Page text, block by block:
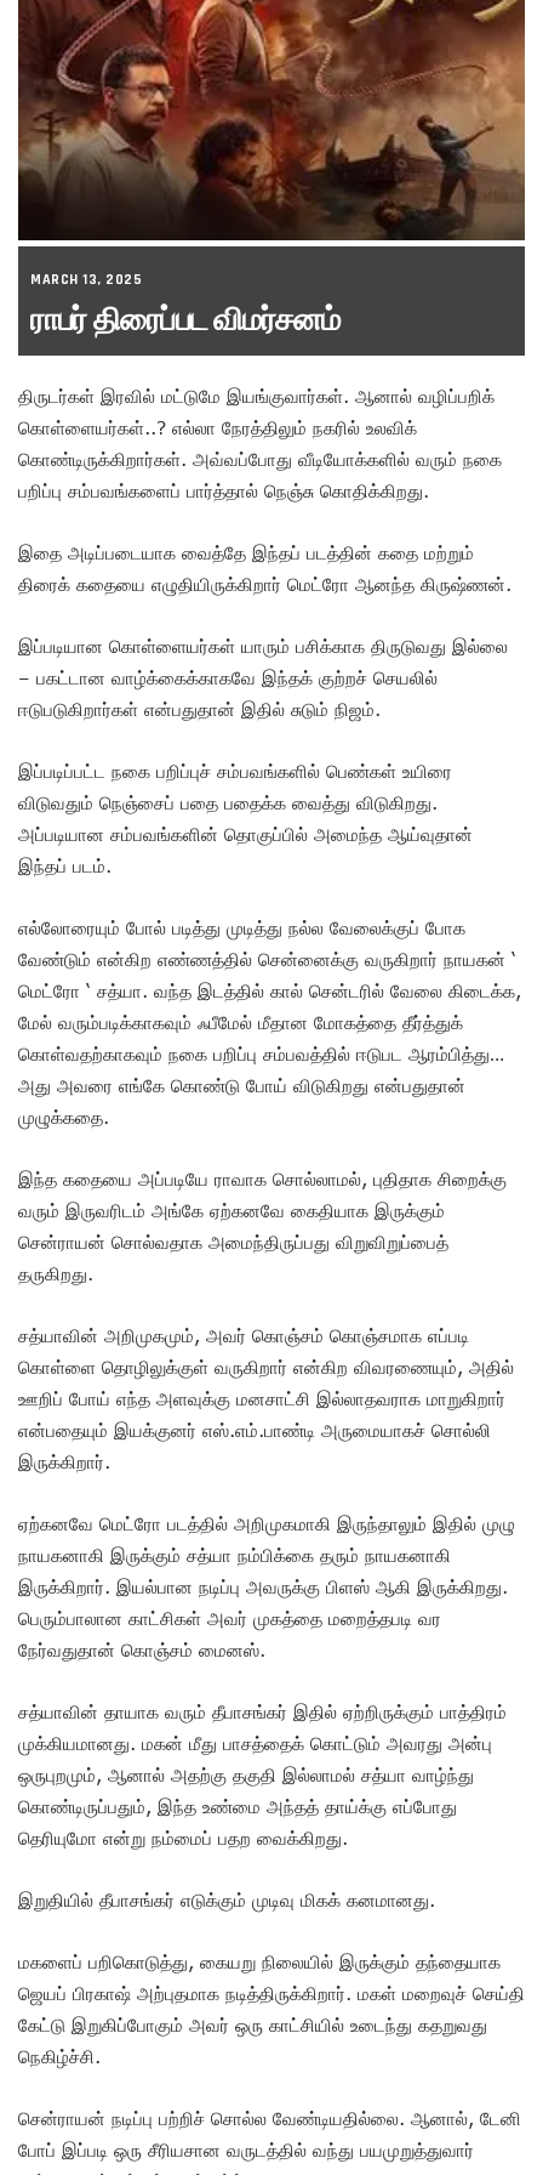
MARCH 13, 2025
ராபர் திரைப்பட விமர்சனம்
திருடர்கள் இரவில் மட்டுமே இயங்குவார்கள். ஆனால் வழிப்பறிக்
கொள்ளையர்கள்..? எல்லா நேரத்திலும் நகரில் உலவிக்
கொண்டிருக்கிறார்கள். அவ்வப்போது வீடியோக்களில் வரும் நகை
பறிப்பு சம்பவங்களைப் பார்த்தால் நெஞ்சு கொதிக்கிறது.
இதை அடிப்படையாக வைத்தே இந்தப் படத்தின் கதை மற்றும்
திரைக் கதையை எழுதியிருக்கிறார் மெட்ரோ ஆனந்த கிருஷ்ணன்.
இப்படியான கொள்ளையர்கள் யாரும் பசிக்காக திருடுவது இல்லை
– பகட்டான வாழ்க்கைக்காகவே இந்தக் குற்றச் செயலில்
ஈடுபடுகிறார்கள் என்பதுதான் இதில் சுடும் நிஜம்.
இப்படிப்பட்ட நகை பறிப்புச் சம்பவங்களில் பெண்கள் உயிரை
விடுவதும் நெஞ்சைப் பதை பதைக்க வைத்து விடுகிறது.
அப்படியான சம்பவங்களின் தொகுப்பில் அமைந்த ஆய்வுதான்
இந்தப் படம்.
எல்லோரையும் போல் படித்து முடித்து நல்ல வேலைக்குப் போக
வேண்டும் என்கிற எண்ணத்தில் சென்னைக்கு வருகிறார் நாயகன் ‘
மெட்ரோ ‘ சத்யா. வந்த இடத்தில் கால் சென்டரில் வேலை கிடைக்க,
மேல் வரும்படிக்காகவும் ஃபீமேல் மீதான மோகத்தை தீர்த்துக்
கொள்வதற்காகவும் நகை பறிப்பு சம்பவத்தில் ஈடுபட ஆரம்பித்து…
அது அவரை எங்கே கொண்டு போய் விடுகிறது என்பதுதான்
முழுக்கதை.
இந்த கதையை அப்படியே ராவாக சொல்லாமல், புதிதாக சிறைக்கு
வரும் இருவரிடம் அங்கே ஏற்கனவே கைதியாக இருக்கும்
சென்ராயன் சொல்வதாக அமைந்திருப்பது விறுவிறுப்பைத்
தருகிறது.
சத்யாவின் அறிமுகமும், அவர் கொஞ்சம் கொஞ்சமாக எப்படி
கொள்ளை தொழிலுக்குள் வருகிறார் என்கிற விவரணையும், அதில்
ஊறிப் போய் எந்த அளவுக்கு மனசாட்சி இல்லாதவராக மாறுகிறார்
என்பதையும் இயக்குனர் எஸ்.எம்.பாண்டி அருமையாகச் சொல்லி
இருக்கிறார்.
ஏற்கனவே மெட்ரோ படத்தில் அறிமுகமாகி இருந்தாலும் இதில் முழு
நாயகனாகி இருக்கும் சத்யா நம்பிக்கை தரும் நாயகனாகி
இருக்கிறார். இயல்பான நடிப்பு அவருக்கு பிளஸ் ஆகி இருக்கிறது.
பெரும்பாலான காட்சிகள் அவர் முகத்தை மறைத்தபடி வர
நேர்வதுதான் கொஞ்சம் மைனஸ்.
சத்யாவின் தாயாக வரும் தீபாசங்கர் இதில் ஏற்றிருக்கும் பாத்திரம்
முக்கியமானது. மகன் மீது பாசத்தைக் கொட்டும் அவரது அன்பு
ஒருபுறமும், ஆனால் அதற்கு தகுதி இல்லாமல் சத்யா வாழ்ந்து
கொண்டிருப்பதும், இந்த உண்மை அந்தத் தாய்க்கு எப்போது
தெரியுமோ என்று நம்மைப் பதற வைக்கிறது.
இறுதியில் தீபாசங்கர் எடுக்கும் முடிவு மிகக் கனமானது.
மகளைப் பறிகொடுத்து, கையறு நிலையில் இருக்கும் தந்தையாக
ஜெயப் பிரகாஷ் அற்புதமாக நடித்திருக்கிறார். மகள் மறைவுச் செய்தி
கேட்டு இறுகிப்போகும் அவர் ஒரு காட்சியில் உடைந்து கதறுவது
நெகிழ்ச்சி.
சென்ராயன் நடிப்பு பற்றிச் சொல்ல வேண்டியதில்லை. ஆனால், டேனி
போப் இப்படி ஒரு சீரியசான வருடத்தில் வந்து பயமுறுத்துவார்